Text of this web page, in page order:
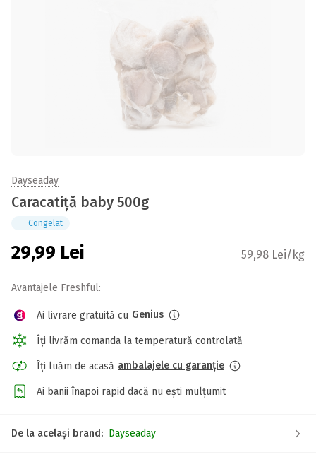
Dayseaday
Caracatiță baby 500g
Congelat
29,99 Lei 59,98 Lei/kg
Avantajele Freshful:
Ai livrare gratuită cu Genius
Îți livrăm comanda la temperatură controlată
Îți luăm de acasă ambalajele cu garanție
Ai banii înapoi rapid dacă nu ești mulțumit
De la același brand: Dayseaday